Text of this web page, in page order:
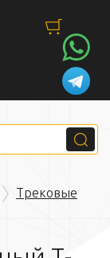
Трековые